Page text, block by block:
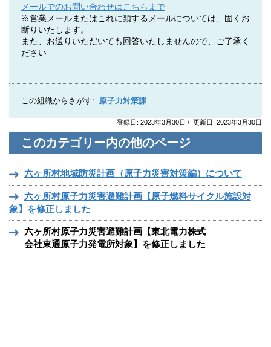
メールでのお問い合わせはこちらまで
※営業メールまたはこれに類するメールについては、固くお
断りいたします。
また、お送りいただいても回答いたしませんので、ご了承く
ださい
この組織からさがす: 原子力対策課
登録日: 2023年3月30日 / 更新日: 2023年3月30日
このカテゴリー内の他のページ
六ヶ所村地域防災計画（原子力災害対策編）について
六ヶ所村原子力災害避難計画【原子燃料サイクル施設対
象】を修正しました
六ヶ所村原子力災害避難計画【東北電力株式
会社東通原子力発電所対象】を修正しました